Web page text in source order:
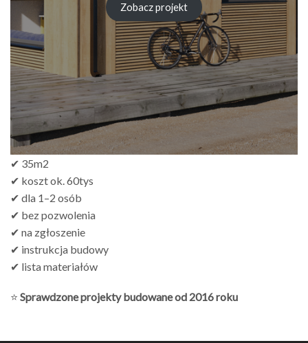
Zobacz projekt
✔ 35m2
✔ koszt ok. 60tys
✔ dla 1–2 osób
✔ bez pozwolenia
✔ na zgłoszenie
✔ instrukcja budowy
✔ lista materiałów
⭐ Sprawdzone projekty budowane od 2016 roku